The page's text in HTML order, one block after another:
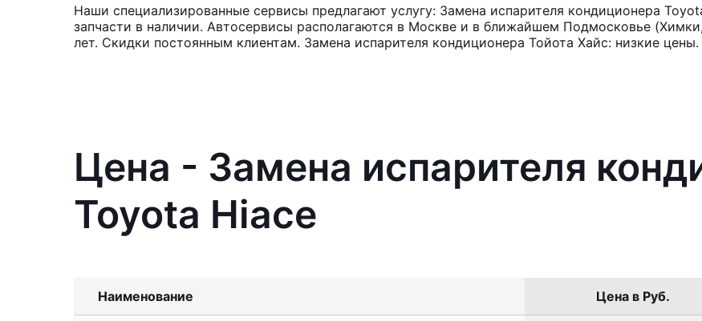
Наши специализированные сервисы предлагают услугу: Замена испарителя кондиционера
запчасти в наличии. Автосервисы располагаются в Москве и в ближайшем Подмосковье
лет. Скидки постоянным клиентам. Замена испарителя кондиционера Тойота Хайс: низкие цены.
Цена - Замена испарителя
Toyota Hiace
Наименование Цена в Руб.